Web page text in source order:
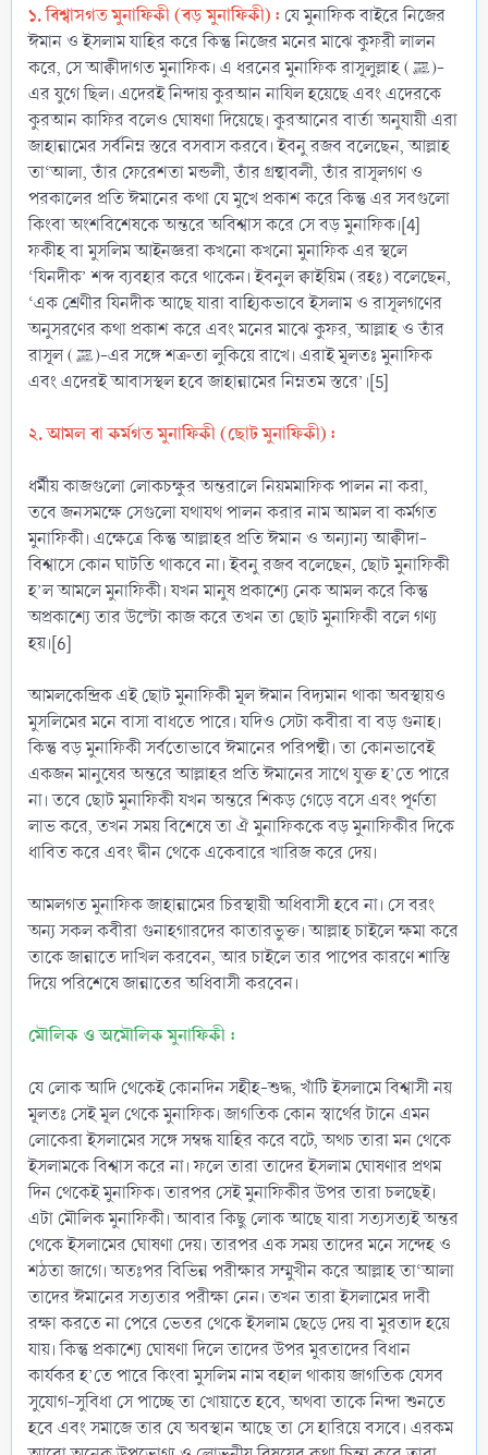
১. বিশ্বাসগত মুনাফিকী (বড় মুনাফিকী) : যে মুনাফিক বাইরে নিজের
ঈমান ও ইসলাম যাহির করে কিন্তু নিজের মনের মাঝে কুফরী লালন
করে, সে আক্বীদাগত মুনাফিক। এ ধরনের মুনাফিক রাসূলুল্লাহ (ﷺ)-
এর যুগে ছিল। এদেরই নিন্দায় কুরআন নাযিল হয়েছে এবং এদেরকে
কুরআন কাফির বলেও ঘোষণা দিয়েছে। কুরআনের বার্তা অনুযায়ী এরা
জাহান্নামের সর্বনিম্ন স্তরে বসবাস করবে। ইবনু রজব বলেছেন, আল্লাহ
তা‘আলা, তাঁর ফেরেশতা মন্ডলী, তাঁর গ্রন্থাবলী, তাঁর রাসূলগণ ও
পরকালের প্রতি ঈমানের কথা যে মুখে প্রকাশ করে কিন্তু এর সবগুলো
কিংবা অংশবিশেষকে অন্তরে অবিশ্বাস করে সে বড় মুনাফিক।[4]
ফকীহ বা মুসলিম আইনজ্ঞরা কখনো কখনো মুনাফিক এর স্থলে
‘যিনদীক’ শব্দ ব্যবহার করে থাকেন। ইবনুল ক্বাইয়িম (রহঃ) বলেছেন,
‘এক শ্রেণীর যিনদীক আছে যারা বাহ্যিকভাবে ইসলাম ও রাসূলগণের
অনুসরণের কথা প্রকাশ করে এবং মনের মাঝে কুফর, আল্লাহ ও তাঁর
রাসূল (ﷺ)-এর সঙ্গে শত্রুতা লুকিয়ে রাখে। এরাই মূলতঃ মুনাফিক
এবং এদেরই আবাসস্থল হবে জাহান্নামের নিম্নতম স্তরে’।[5]
২. আমল বা কর্মগত মুনাফিকী (ছোট মুনাফিকী) :
ধর্মীয় কাজগুলো লোকচক্ষুর অন্তরালে নিয়মমাফিক পালন না করা,
তবে জনসমক্ষে সেগুলো যথাযথ পালন করার নাম আমল বা কর্মগত
মুনাফিকী। এক্ষেত্রে কিন্তু আল্লাহর প্রতি ঈমান ও অন্যান্য আক্বীদা-
বিশ্বাসে কোন ঘাটতি থাকবে না। ইবনু রজব বলেছেন, ছোট মুনাফিকী
হ’ল আমলে মুনাফিকী। যখন মানুষ প্রকাশ্যে নেক আমল করে কিন্তু
অপ্রকাশ্যে তার উল্টো কাজ করে তখন তা ছোট মুনাফিকী বলে গণ্য
হয়।[6]
আমলকেন্দ্রিক এই ছোট মুনাফিকী মূল ঈমান বিদ্যমান থাকা অবস্থায়ও
মুসলিমের মনে বাসা বাধতে পারে। যদিও সেটা কবীরা বা বড় গুনাহ।
কিন্তু বড় মুনাফিকী সর্বতোভাবে ঈমানের পরিপন্থী। তা কোনভাবেই
একজন মানুষের অন্তরে আল্লাহর প্রতি ঈমানের সাথে যুক্ত হ’তে পারে
না। তবে ছোট মুনাফিকী যখন অন্তরে শিকড় গেড়ে বসে এবং পূর্ণতা
লাভ করে, তখন সময় বিশেষে তা ঐ মুনাফিককে বড় মুনাফিকীর দিকে
ধাবিত করে এবং দ্বীন থেকে একেবারে খারিজ করে দেয়।
আমলগত মুনাফিক জাহান্নামের চিরস্থায়ী অধিবাসী হবে না। সে বরং
অন্য সকল কবীরা গুনাহগারদের কাতারভুক্ত। আল্লাহ চাইলে ক্ষমা করে
তাকে জান্নাতে দাখিল করবেন, আর চাইলে তার পাপের কারণে শাস্তি
দিয়ে পরিশেষে জান্নাতের অধিবাসী করবেন।
মৌলিক ও অমৌলিক মুনাফিকী :
যে লোক আদি থেকেই কোনদিন সহীহ-শুদ্ধ, খাঁটি ইসলামে বিশ্বাসী নয়
মূলতঃ সেই মূল থেকে মুনাফিক। জাগতিক কোন স্বার্থের টানে এমন
লোকেরা ইসলামের সঙ্গে সম্বন্ধ যাহির করে বটে, অথচ তারা মন থেকে
ইসলামকে বিশ্বাস করে না। ফলে তারা তাদের ইসলাম ঘোষণার প্রথম
দিন থেকেই মুনাফিক। তারপর সেই মুনাফিকীর উপর তারা চলছেই।
এটা মৌলিক মুনাফিকী। আবার কিছু লোক আছে যারা সত্যসত্যই অন্তর
থেকে ইসলামের ঘোষণা দেয়। তারপর এক সময় তাদের মনে সন্দেহ ও
শঠতা জাগে। অতঃপর বিভিন্ন পরীক্ষার সম্মুখীন করে আল্লাহ তা‘আলা
তাদের ঈমানের সত্যতার পরীক্ষা নেন। তখন তারা ইসলামের দাবী
রক্ষা করতে না পেরে ভেতর থেকে ইসলাম ছেড়ে দেয় বা মুরতাদ হয়ে
যায়। কিন্তু প্রকাশ্যে ঘোষণা দিলে তাদের উপর মুরতাদের বিধান
কার্যকর হ’তে পারে কিংবা মুসলিম নাম বহাল থাকায় জাগতিক যেসব
সুযোগ-সুবিধা সে পাচ্ছে তা খোয়াতে হবে, অথবা তাকে নিন্দা শুনতে
হবে এবং সমাজে তার যে অবস্থান আছে তা সে হারিয়ে বসবে। এরকম